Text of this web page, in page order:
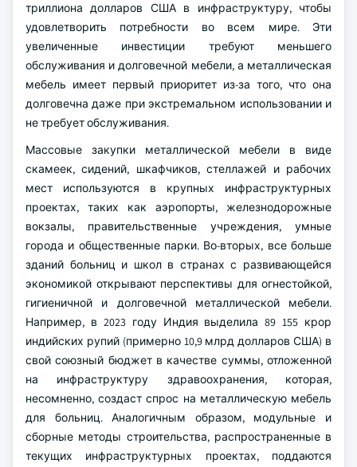
триллиона долларов США в инфраструктуру, чтобы
удовлетворить потребности во всем мире. Эти
увеличенные инвестиции требуют меньшего
обслуживания и долговечной мебели, а металлическая
мебель имеет первый приоритет из-за того, что она
долговечна даже при экстремальном использовании и
не требует обслуживания.
Массовые закупки металлической мебели в виде
скамеек, сидений, шкафчиков, стеллажей и рабочих
мест используются в крупных инфраструктурных
проектах, таких как аэропорты, железнодорожные
вокзалы, правительственные учреждения, умные
города и общественные парки. Во-вторых, все больше
зданий больниц и школ в странах с развивающейся
экономикой открывают перспективы для огнестойкой,
гигиеничной и долговечной металлической мебели.
Например, в 2023 году Индия выделила 89 155 крор
индийских рупий (примерно 10,9 млрд долларов США) в
свой союзный бюджет в качестве суммы, отложенной
на инфраструктуру здравоохранения, которая,
несомненно, создаст спрос на металлическую мебель
для больниц. Аналогичным образом, модульные и
сборные методы строительства, распространенные в
текущих инфраструктурных проектах, поддаются